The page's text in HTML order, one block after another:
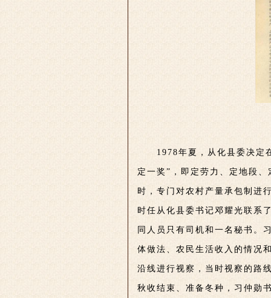
1978年夏，从化县委决定
定一奖”，即定劳力、定地段
时，专门对农村产量承包制进
时任从化县委书记邓耀光联系
同人员只有司机和一名秘书。
体做法、农民生活收入的情况
沿线进行视察，当时视察的
秋收结束、准备冬种，习仲勋